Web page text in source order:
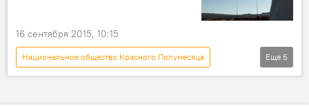
16 сентября 2015, 10:15
Национальное общество Красного Полумесяца
Новости
Кыргызстан
Общество
Еще 5